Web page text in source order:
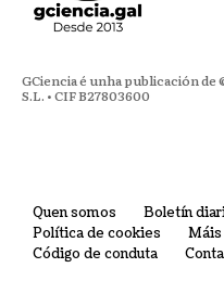
GCiencia é unha publicación
S.L. • CIF B27803600
Quen somos Boletín
Política de cookies
Máis
Código de conduta